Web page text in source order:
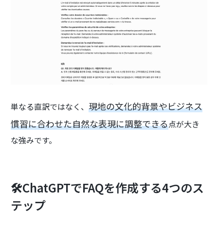
単なる直訳ではなく、現地の文化的背景やビジネス
慣習に合わせた自然な表現に調整できる点が大き
な強みです。
🛠️ChatGPTでFAQを作成する4つのス
テップ